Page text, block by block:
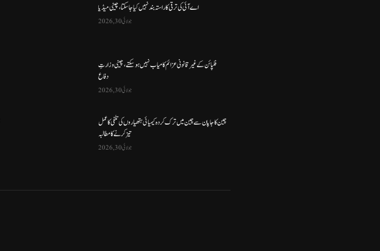
اے آئی کی ترقی کا راستہ بند نہیں کیا جا سکتا، چینی میڈیا
جولائی 30, 2026
فلپائن کے غیر قانونی عزائم کامیاب نہیں ہو سکتے ، چینی وزارتِ
دفاع
جولائی 30, 2026
چین کا جاپان سے چین میں ترک کردہ کیمیائی ہتھیاروں کی تلفی کا عمل
تیز کرنے کا مطالبہ
جولائی 30, 2026